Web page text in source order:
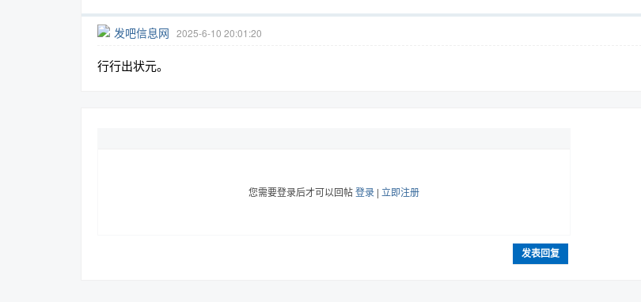
发吧信息网 2025-6-10 20:01:20
行行出状元。
您需要登录后才可以回帖登录 | 立即注册
发表回复